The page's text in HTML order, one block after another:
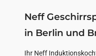
Neff
in Berlin und
Ihr Neff